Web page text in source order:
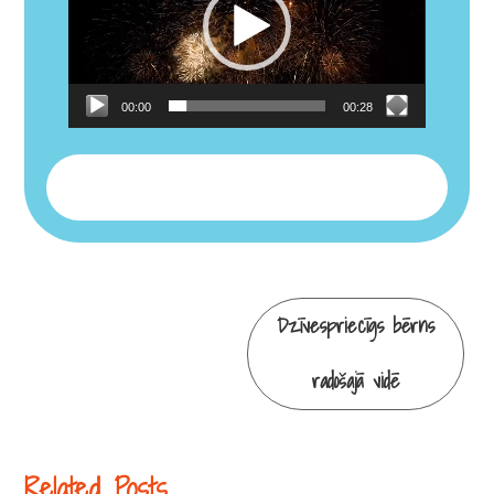
00:00 00:28
Dzīvespriecīgs bērns
radošajā vidē